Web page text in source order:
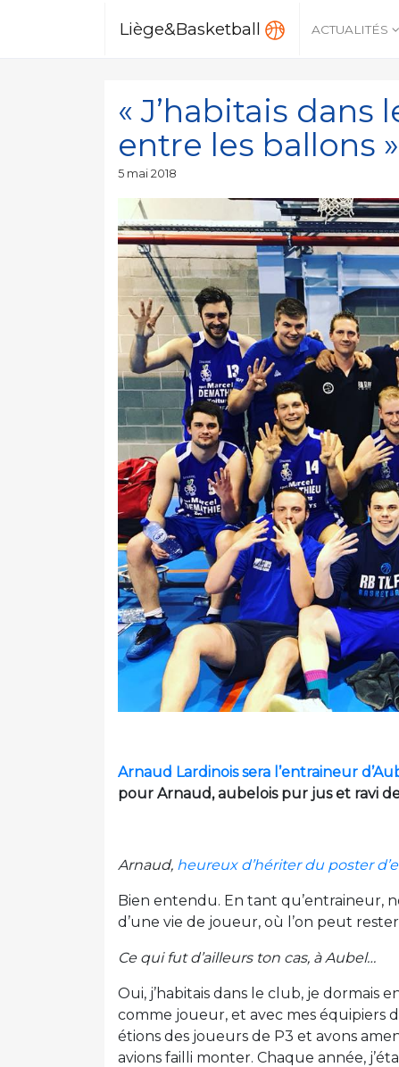
Liège&Basketball ACTUALITÉS
« J’habitais dans
entre les ballons »
Publié
5 mai 2018
Arnaud Lardinois sera l’entraineur
pour Arnaud, aubelois pur jus et ravi
Arnaud, heureux d’hériter du poster
Bien entendu. En tant qu’entraineur,
d’une vie de joueur, où l’on peut
Ce qui fut d’ailleurs ton cas, à Aubel…
Oui, j’habitais dans le club, je dormais
comme joueur, et avec mes équipiers
étions des joueurs de P3 et avons
avions failli monter. Chaque année,